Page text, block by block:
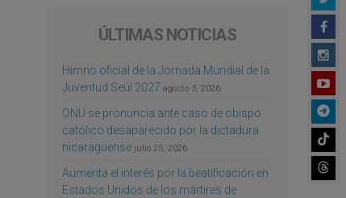
ÚLTIMAS NOTICIAS
Himno oficial de la Jornada Mundial de la
Juventud Seúl 2027 agosto 3, 2026
ONU se pronuncia ante caso de obispo
católico desaparecido por la dictadura
nicaragüense julio 25, 2026
Aumenta el interés por la beatificación en
Estados Unidos de los mártires de